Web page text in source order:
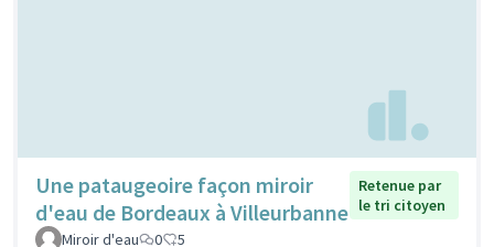
Une pataugeoire façon miroir
d'eau de Bordeaux à Villeurbanne
Retenue par
le tri citoyen
Miroir d'eau
0 5